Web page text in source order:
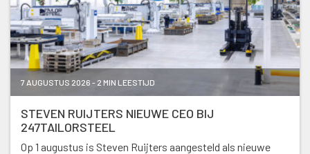
7 AUGUSTUS 2026 - 2 MIN LEESTIJD
STEVEN RUIJTERS NIEUWE CEO BIJ
247TAILORSTEEL
Op 1 augustus is Steven Ruijters aangesteld als nieuwe